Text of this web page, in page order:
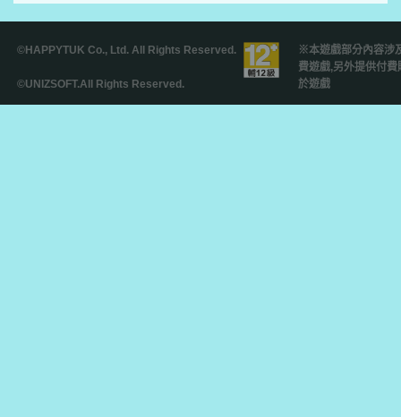
©HAPPYTUK Co., Ltd. All Rights Reserved.
©UNIZSOFT.All Rights Reserved.
請注意使用時間，
避免沉迷於遊戲。